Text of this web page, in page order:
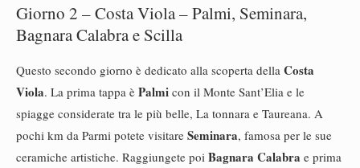
Giorno 2 – Costa Viola – Palmi, Seminara,
Bagnara Calabra e Scilla
Questo secondo giorno è dedicato alla scoperta della Costa
Viola. La prima tappa è Palmi con il Monte Sant’Elia e le
spiagge considerate tra le più belle, La tonnara e Taureana. A
pochi km da Parmi potete visitare Seminara, famosa per le sue
ceramiche artistiche. Raggiungete poi Bagnara Calabra e prima